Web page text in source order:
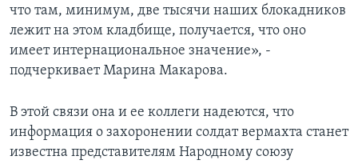
что там, минимум, две тысячи наших блокадников
лежит на этом кладбище, получается, что оно
имеет интернациональное значение», -
подчеркивает Марина Макарова.
В этой связи она и ее коллеги надеются, что
информация о захоронении солдат вермахта станет
известна представителям Народному союзу